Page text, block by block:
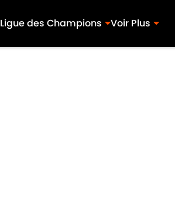
Ligue des Champions Voir Plus